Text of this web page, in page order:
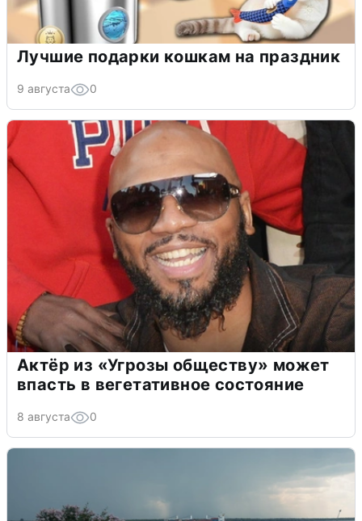
Лучшие подарки кошкам на праздник
9 августа 0
Актёр из «Угрозы обществу» может
впасть в вегетативное состояние
8 августа 0